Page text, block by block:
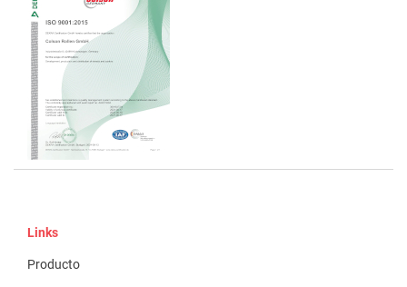
Links
Producto